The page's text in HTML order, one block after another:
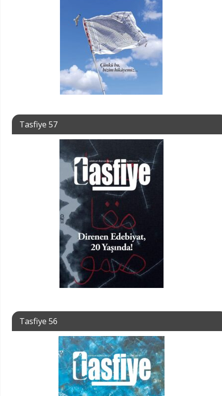
Tasfiye 57
Tasfiye 56